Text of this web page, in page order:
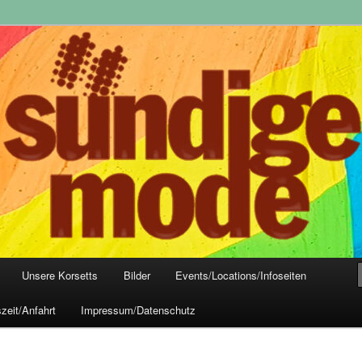
Frankfurt
Mode, Club- und Dark-Wear seit 2004
Unsere Korsetts Bilder Events/Locations/Infoseiten
Anfahrt Impressum/Datenschutz